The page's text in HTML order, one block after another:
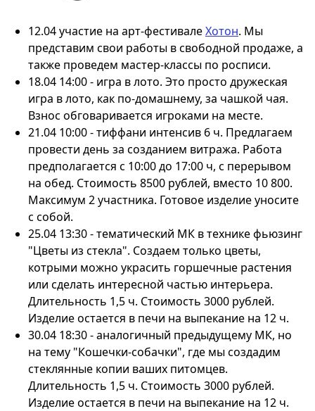
12.04 участие на арт-фестивалеХотон. Мы
представим свои работы в свободной продаже, а
также проведем мастер-классы по росписи.
18.04 14:00 - игра в лото. Это просто дружеская
игра в лото, как по-домашнему, за чашкой чая.
Взнос обговаривается игроками на месте.
21.04 10:00 - тиффани интенсив 6 ч. Предлагаем
провести день за созданием витража. Работа
предполагается с 10:00 до 17:00 ч, с перерывом
на обед. Стоимость 8500 рублей, вместо 10 800.
Максимум 2 участника. Готовое изделие уносите
с собой.
25.04 13:30 - тематический МК в технике фьюзинг
"Цветы из стекла". Создаем только цветы,
котрыми можно украсить горшечные растения
или сделать интересной частью интерьера.
Длительность 1,5 ч. Стоимость 3000 рублей.
Изделие остается в печи на выпекание на 12 ч.
30.04 18:30 - аналогичный предыдущему МК, но
на тему "Кошечки-собачки", где мы создадим
стеклянные копии ваших питомцев.
Длительность 1,5 ч. Стоимость 3000 рублей.
Изделие остается в печи на выпекание на 12 ч.